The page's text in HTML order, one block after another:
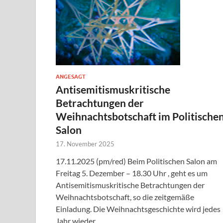
ANGESAGT
Antisemitismuskritische
Betrachtungen der
Weihnachtsbotschaft im
Salon
17. November 2025
17.11.2025 (pm/red) Beim Politischen Salon am
Freitag 5. Dezember – 18.30 Uhr , geht es um
Antisemitismuskritische Betrachtungen der
Weihnachtsbotschaft, so die zeitgemäße
Einladung. Die Weihnachtsgeschichte wird jedes
Jahr wieder …